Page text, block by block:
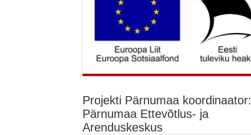
Projekti Pärnumaa koordinaator:
Pärnumaa Ettevõtlus- ja
Arenduskeskus